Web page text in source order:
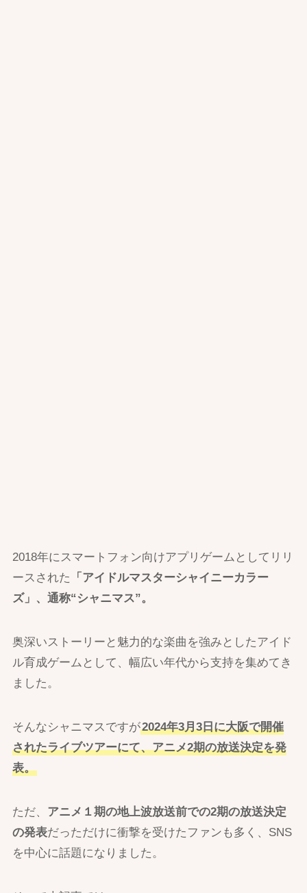
2018年にスマートフォン向けアプリゲームとしてリリ
ースされた
「アイドルマスターシャイニーカラー
ズ」、通称“シャニマス”。
奥深いストーリーと魅力的な楽曲を強みとしたアイド
ル育成ゲームとして、幅広い年代から支持を集めてき
ました。
そんなシャニマスですが2024年3月3日に大阪で開催
されたライブツアーにて、アニメ2期の放送決定を発
表。
ただ、 アニメ１期の地上波放送前での2期の放送決定
の発表だっただけに衝撃を受けたファンも多く、SNS
を中心に話題になりました。